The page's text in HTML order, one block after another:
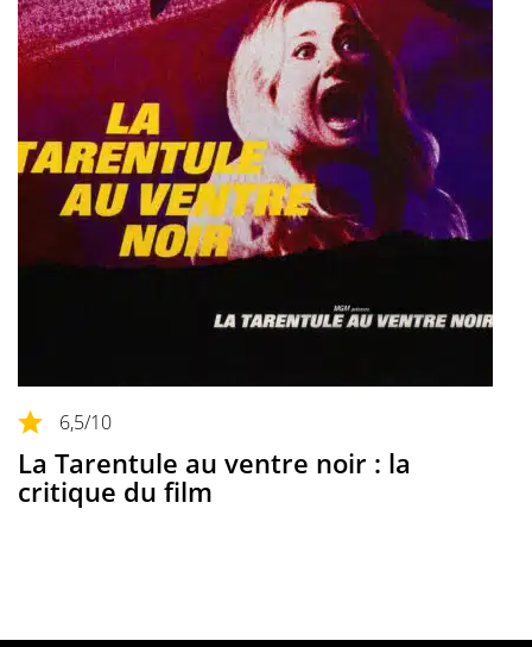
6,5/10
La Tarentule au ventre noir : la
critique du film